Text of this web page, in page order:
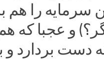
را هم
و عجبا که
دست بردارد و